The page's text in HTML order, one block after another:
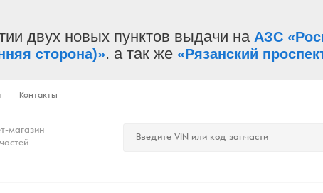
двух новых пунктов выдачи на АЗС
сторона)». а так же «Рязанский
Контакты
магазин